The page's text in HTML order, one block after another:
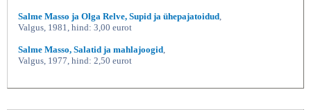
Salme Masso ja Olga Relve, Supid ja ühepajatoidud
Valgus, 1981, hind: 3,00 eurot
Salme Masso, Salatid ja mahlajoogid
Valgus, 1977, hind: 2,50 eurot